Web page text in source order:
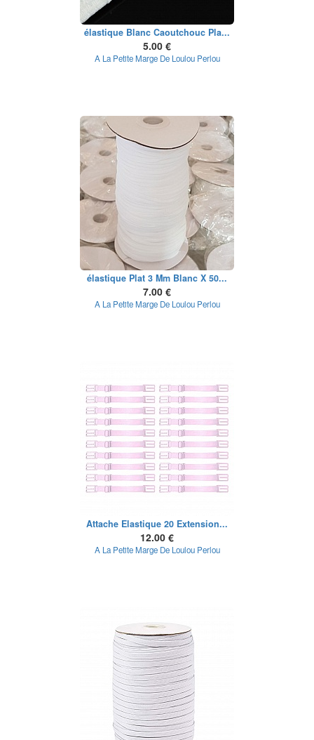
élastique Blanc Caoutchouc Pla...
5.00 €
A La Petite Marge De Loulou Perlou
élastique Plat 3 Mm Blanc X 50...
7.00 €
A La Petite Marge De Loulou Perlou
Attache Elastique 20 Extension...
12.00 €
A La Petite Marge De Loulou Perlou